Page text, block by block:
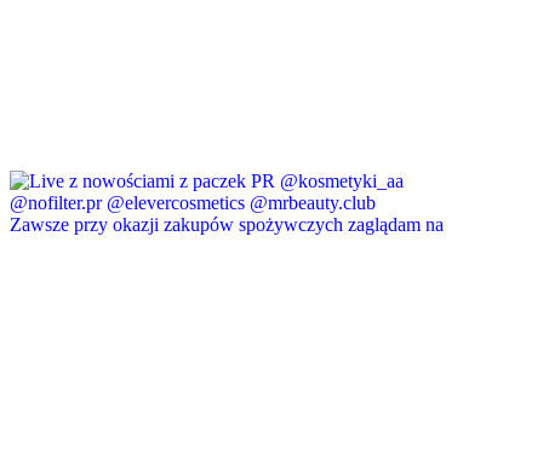
Zawsze przy okazji zakupów spożywczych zaglądam na